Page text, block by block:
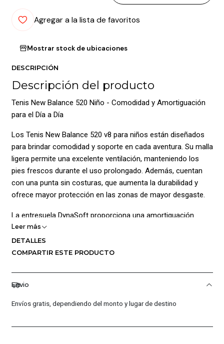
Agregar a la lista de favoritos
Mostrar stock de ubicaciones
DESCRIPCIÓN
Descripción del producto
Tenis New Balance 520 Niño - Comodidad y Amortiguación
para el Día a Día
Los Tenis New Balance 520 v8 para niños están diseñados
para brindar comodidad y soporte en cada aventura. Su malla
ligera permite una excelente ventilación, manteniendo los
pies frescos durante el uso prolongado. Además, cuentan
con una punta sin costuras, que aumenta la durabilidad y
ofrece mayor protección en las zonas de mayor desgaste.
La entresuela DynaSoft proporciona una amortiguación
liviana, perfecta para absorber impactos mientras tu hijo
corre o juega. La suela con textura gruesa asegura una
excelente tracción, ayudando a mantener pasos firmes y
Instrucciones de cuidado:
No lavar a mano ni en lavadora
No usar detergentes, aceites o blanqueadores
Leer más
DETALLES
COMPARTIR ESTE PRODUCTO
Envio
Envíos gratis, dependiendo del monto y lugar de destino